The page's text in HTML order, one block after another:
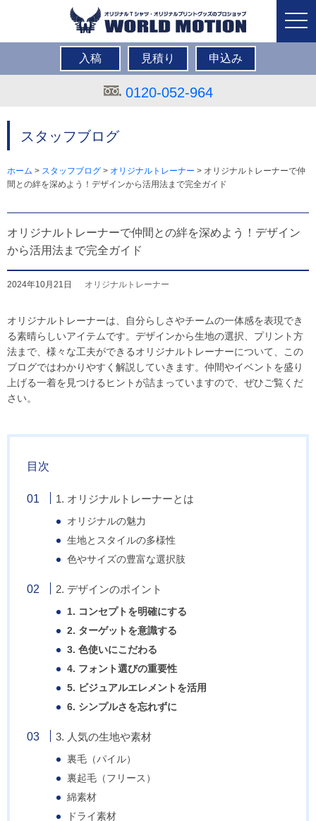
入稿 見積り 申込み
0120-052-964
スタッフブログ
ホーム > スタッフブログ > オリジナルトレーナー > オリジナルトレーナーで仲
間との絆を深めよう！デザインから活用法まで完全ガイド
オリジナルトレーナーで仲間との絆を深めよう！デザイン
から活用法まで完全ガイド
2024年10月21日 オリジナルトレーナー
オリジナルトレーナーは、自分らしさやチームの一体感を表現でき
る素晴らしいアイテムです。デザインから生地の選択、プリント方
法まで、様々な工夫ができるオリジナルトレーナーについて、この
ブログではわかりやすく解説していきます。仲間やイベントを盛り
上げる一着を見つけるヒントが詰まっていますので、ぜひご覧くだ
さい。
目次
1. オリジナルトレーナーとは
オリジナルの魅力
生地とスタイルの多様性
色やサイズの豊富な選択肢
2. デザインのポイント
1. コンセプトを明確にする
2. ターゲットを意識する
3. 色使いにこだわる
4. フォント選びの重要性
5. ビジュアルエレメントを活用
6. シンプルさを忘れずに
3. 人気の生地や素材
裏毛（パイル）
裏起毛（フリース）
綿素材
ドライ素材